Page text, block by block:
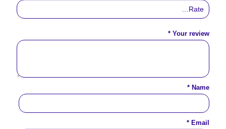
Your review
*
Name
*
Email
*